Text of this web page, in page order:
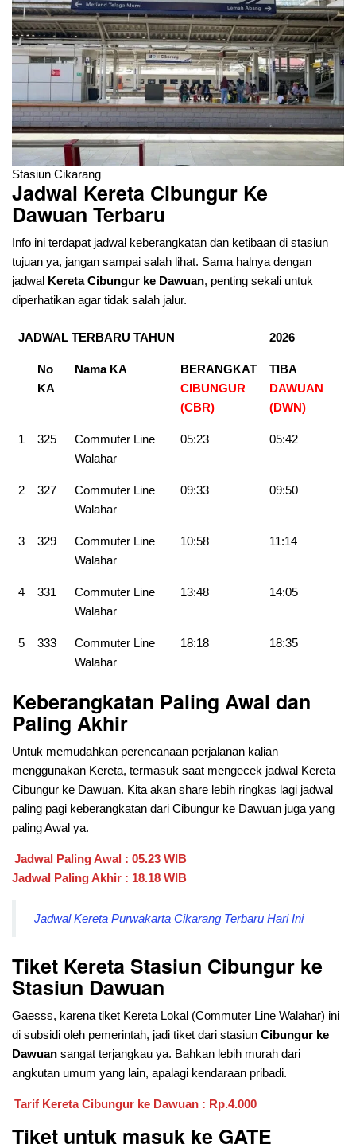
Stasiun Cikarang
Jadwal Kereta Cibungur Ke
Dawuan Terbaru
Info ini terdapat jadwal keberangkatan dan ketibaan di stasiun
tujuan ya, jangan sampai salah lihat. Sama halnya dengan
jadwal Kereta Cibungur ke Dawuan, penting sekali untuk
diperhatikan agar tidak salah jalur.
JADWAL TERBARU TAHUN 2026
No
KA
Nama KA
BERANGKAT
CIBUNGUR
(CBR)
TIBA
DAWUAN
(DWN)
1 325
Commuter Line
Walahar
05:23 05:42
2 327
Commuter Line
Walahar
09:33 09:50
3 329
Commuter Line
Walahar
10:58 11:14
4 331
Commuter Line
Walahar
13:48 14:05
5 333
Commuter Line
Walahar
18:18 18:35
Keberangkatan Paling Awal dan
Paling Akhir
Untuk memudahkan perencanaan perjalanan kalian
menggunakan Kereta, termasuk saat mengecek jadwal Kereta
Cibungur ke Dawuan. Kita akan share lebih ringkas lagi jadwal
paling pagi keberangkatan dari Cibungur ke Dawuan juga yang
paling Awal ya.
Jadwal Paling Awal : 05.23 WIB
Jadwal Paling Akhir : 18.18 WIB
Jadwal Kereta Purwakarta Cikarang Terbaru Hari Ini
Tiket Kereta Stasiun Cibungur ke
Stasiun Dawuan
Gaesss, karena tiket Kereta Lokal (Commuter Line Walahar) ini
di subsidi oleh pemerintah, jadi tiket dari stasiun Cibungur ke
Dawuan sangat terjangkau ya. Bahkan lebih murah dari
angkutan umum yang lain, apalagi kendaraan pribadi.
Tarif Kereta Cibungur ke Dawuan : Rp.4.000
Tiket untuk masuk ke GATE